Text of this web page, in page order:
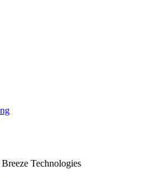
Technologies